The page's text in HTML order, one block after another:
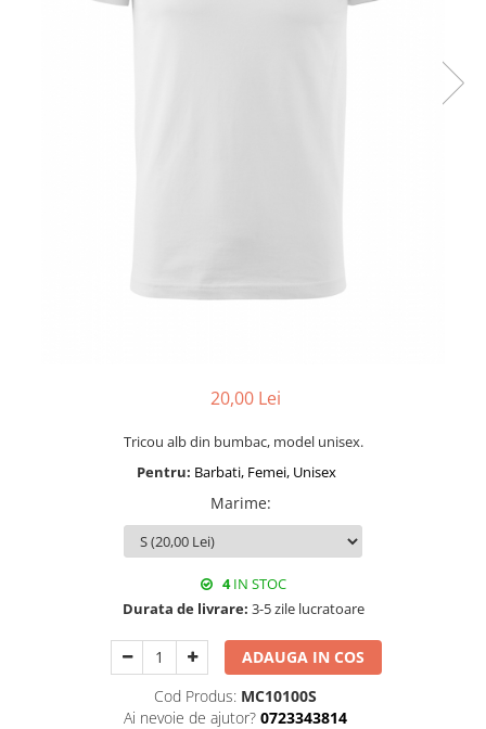
20,00 Lei
Tricou alb din bumbac, model unisex.
Pentru: Barbati, Femei, Unisex
Marime:
4IN STOC
Durata de livrare: 3-5 zile lucratoare
ADAUGA IN COS
Cod Produs: MC10100S
Ai nevoie de ajutor? 0723343814